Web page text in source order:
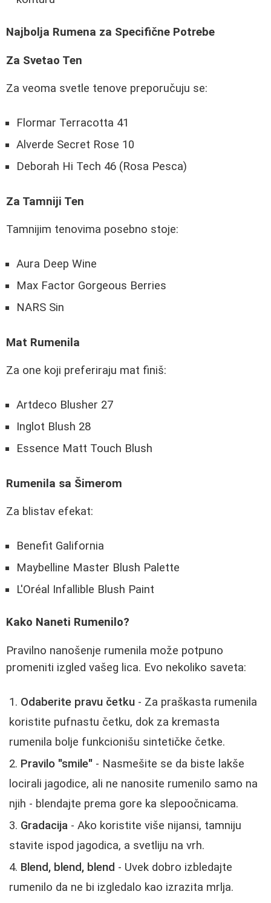
Najbolja Rumena za Specifične Potrebe
Za Svetao Ten
Za veoma svetle tenove preporučuju se:
Flormar Terracotta 41
Alverde Secret Rose 10
Deborah Hi Tech 46 (Rosa Pesca)
Za Tamniji Ten
Tamnijim tenovima posebno stoje:
Aura Deep Wine
Max Factor Gorgeous Berries
NARS Sin
Mat Rumenila
Za one koji preferiraju mat finiš:
Artdeco Blusher 27
Inglot Blush 28
Essence Matt Touch Blush
Rumenila sa Šimerom
Za blistav efekat:
Benefit Galifornia
Maybelline Master Blush Palette
L'Oréal Infallible Blush Paint
Kako Naneti Rumenilo?
Pravilno nanošenje rumenila može potpuno
promeniti izgled vašeg lica. Evo nekoliko saveta:
Odaberite pravu četku - Za praškasta rumenila
koristite pufnastu četku, dok za kremasta
rumenila bolje funkcionišu sintetičke četke.
Pravilo "smile" - Nasmešite se da biste lakše
locirali jagodice, ali ne nanosite rumenilo samo na
njih - blendajte prema gore ka slepoočnicama.
Gradacija - Ako koristite više nijansi, tamniju
stavite ispod jagodica, a svetliju na vrh.
Blend, blend, blend - Uvek dobro izbledajte
rumenilo da ne bi izgledalo kao izrazita mrlja.